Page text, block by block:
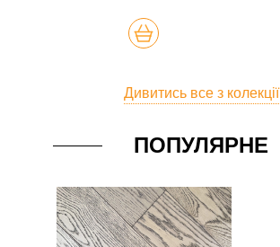
КУПИТЬ
Дивитись все з колекції
ПОПУЛЯРНЕ